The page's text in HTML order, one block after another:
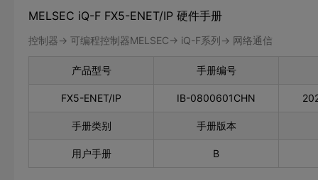
MELSEC iQ-F FX5-ENET/IP 硬件手册
控制器-> 可编程控制器MELSEC-> iQ-F系列-> 网络通信
产品型号 手册编号
FX5-ENET/IP IB-0800601CHN
手册类别 手册版本
用户手册 B